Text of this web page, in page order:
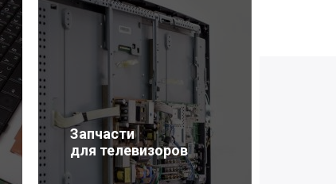
Запчасти
для телевизоров